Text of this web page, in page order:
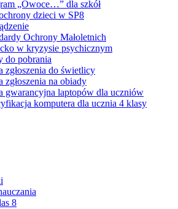
„Owoce…” dla szkół
dzieci w SP8
Ochrony Małoletnich
w kryzysie psychicznym
do pobrania
zgłoszenia do świetlicy
zgłoszenia na obiady
gwarancyjna laptopów dla uczniów
komputera dla ucznia 4 klasy
8